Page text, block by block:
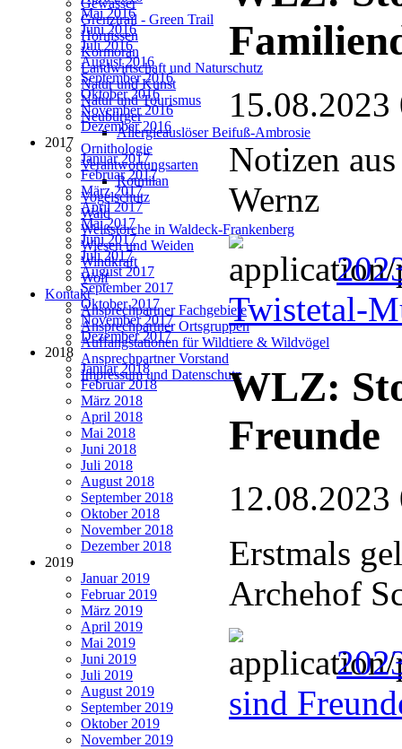
Gewässer
Grenztrail - Green Trail
Hornissen
Kormoran
Landwirtschaft und Naturschutz
Natur und Kunst
Natur und Tourismus
Neubürger
Allergieauslöser Beifuß-Ambrosie
Ornithologie
Verantwortungsarten
Rotmilan
Vogelschutz
Wald
Weißstörche in Waldeck-Frankenberg
Wiesen und Weiden
Windkraft
Wolf
Kontakt
Ansprechpartner Fachgebiete
Ansprechpartner Ortsgruppen
Auffangstationen für Wildtiere & Wildvögel
Ansprechpartner Vorstand
Impressum und Datenschutz
Mai 2016
Juni 2016
Juli 2016
August 2016
September 2016
Oktober 2016
November 2016
Dezember 2016
2017
Januar 2017
Februar 2017
März 2017
April 2017
Mai 2017
Juni 2017
Juli 2017
August 2017
September 2017
Oktober 2017
November 2017
Dezember 2017
2018
Januar 2018
Februar 2018
März 2018
April 2018
Mai 2018
Juni 2018
Juli 2018
August 2018
September 2018
Oktober 2018
November 2018
Dezember 2018
2019
Januar 2019
Februar 2019
März 2019
April 2019
Mai 2019
Juni 2019
Juli 2019
August 2019
September 2019
Oktober 2019
November 2019
15.08.2023
Notizen
Wernz
Twistetal-
WLZ:
Freunde
12.08.2023
Erstmals
Archehof
sind